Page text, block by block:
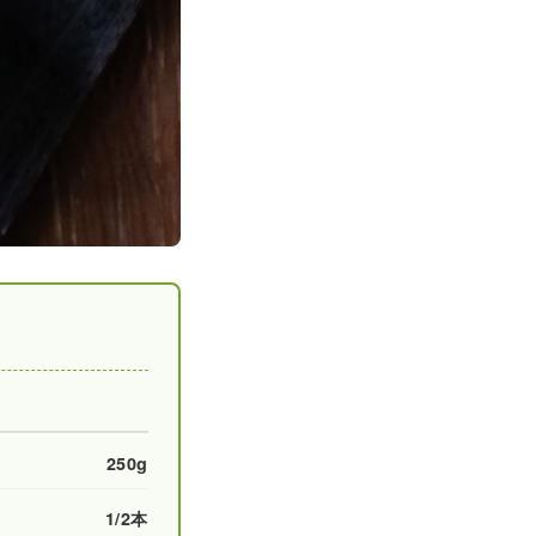
250g
1/2本